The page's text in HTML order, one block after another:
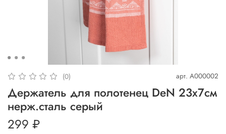
(0) арт. A000002
Держатель для полотенец DeN 23x7см
нерж.сталь серый
299 ₽